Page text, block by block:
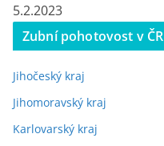
5.2.2023
Zubní pohotovost v ČR
Jihočeský kraj
Jihomoravský kraj
Karlovarský kraj